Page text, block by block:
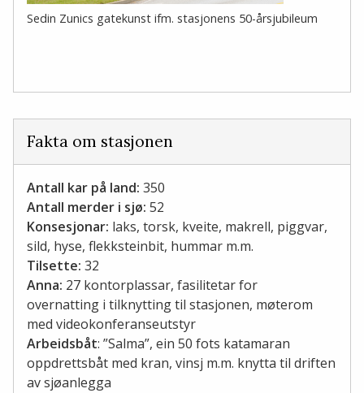
Sedin Zunics gatekunst ifm. stasjonens 50-årsjubileum
Fakta om stasjonen
Antall kar på land: 350
Antall merder i sjø: 52
Konsesjonar: laks, torsk, kveite, makrell, piggvar,
sild, hyse, flekksteinbit, hummar m.m.
Tilsette: 32
Anna: 27 kontorplassar, fasilitetar for
overnatting i tilknytting til stasjonen, møterom
med videokonferanseutstyr
Arbeidsbåt: ”Salma”, ein 50 fots katamaran
oppdrettsbåt med kran, vinsj m.m. knytta til driften
av sjøanlegga